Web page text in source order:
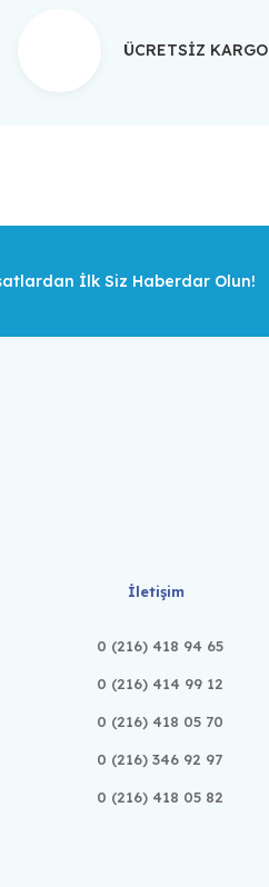
ÜCRETSİZ KARGO
İlk Siz Haberdar Olun!
İletişim
0 (216) 418 94 65
0 (216) 414 99 12
0 (216) 418 05 70
0 (216) 346 92 97
0 (216) 418 05 82